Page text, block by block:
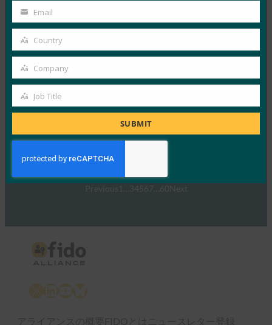
FIDOのコラボレーションの成…
Read More →
FIDOマスタークラス
FIDO Presentations
10月 26, 2021
Previous 1 34567 60Next
Name
Your
email
Email
Country
Country
Company
Company
Job
Job Title
SUBMIT